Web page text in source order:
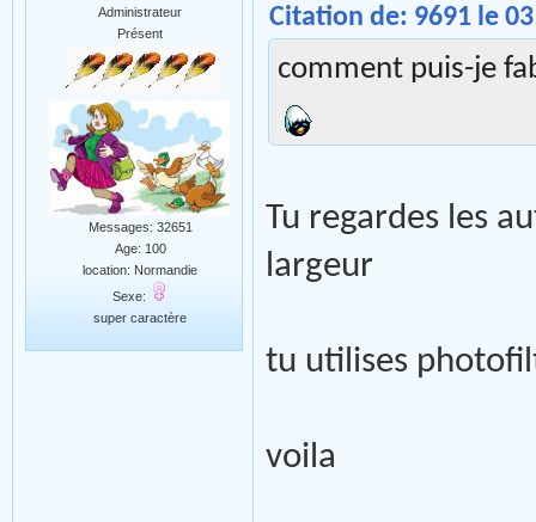
Administrateur
Présent
Messages: 32651
Age: 100
location: Normandie
Sexe:
super caractère
Citation de: 9691 le
comment puis-je
Tu regardes les
largeur
tu utilises
voila